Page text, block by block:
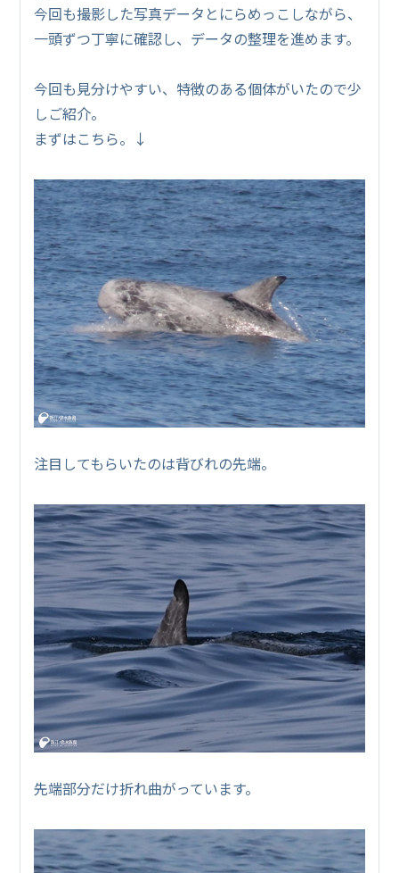
今回も撮影した写真データとにらめっこしながら、
一頭ずつ丁寧に確認し、データの整理を進めます。
今回も見分けやすい、特徴のある個体がいたので少
しご紹介。
まずはこちら。↓
注目してもらいたのは背びれの先端。
先端部分だけ折れ曲がっています。